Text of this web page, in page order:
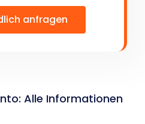
anfragen
Alle Informationen